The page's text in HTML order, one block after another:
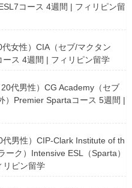
コース 4週間 | フィリピン留
女性）CIA（セブ/マクタン
ス 4週間 | フィリピン留学
代男性）CG Academy（セブ
）Premier Spartaコース 5週間 |
男性）CIP-Clark Institute of th
ーク）Intensive ESL（Sparta）
リピン留学